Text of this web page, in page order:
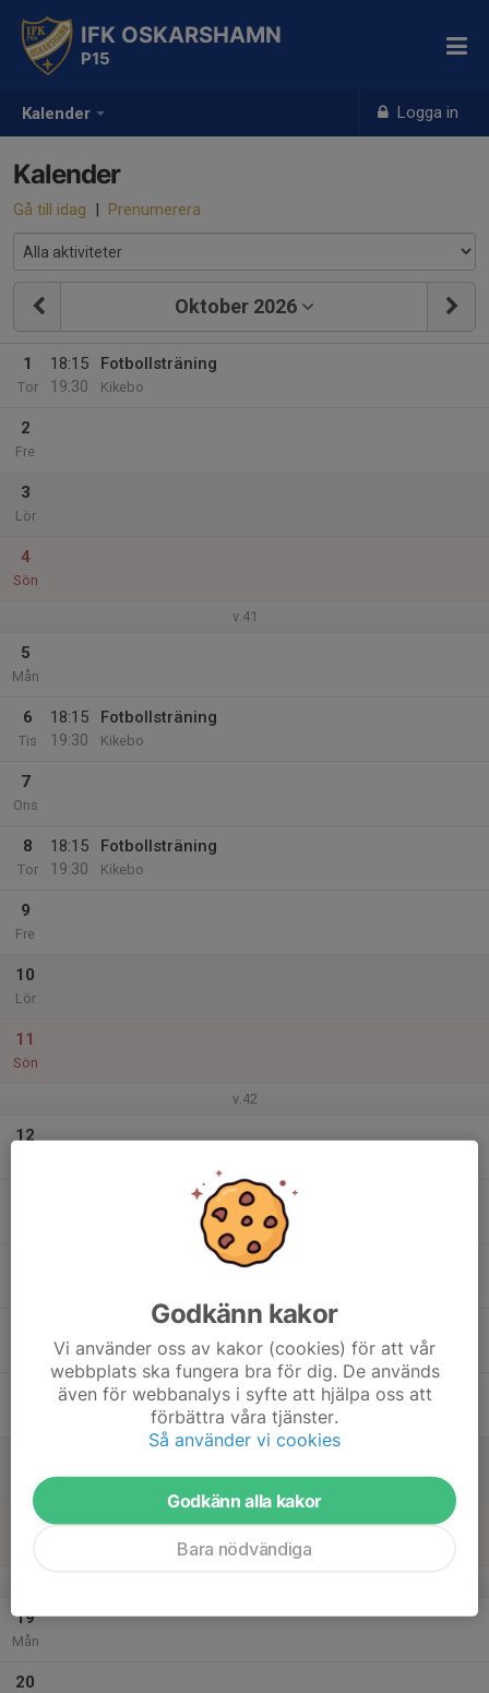
Kalender Logga in
IFK OSKARSHAMN
P15
Kalender
Gå till idag | Prenumerera
Oktober 2026
1
Tor
18:15
19:30
Fotbollsträning
Kikebo
2
Fre
3
Lör
4
Sön
v.41
5
Mån
6
Tis
18:15
19:30
Fotbollsträning
Kikebo
7
Ons
8
Tor
18:15
19:30
Fotbollsträning
Kikebo
9
Fre
10
Lör
11
Sön
v.42
12
19
Mån
20
Godkänn kakor
Vi använder oss av kakor (cookies) för att vår
webbplats ska fungera bra för dig. De används
även för webbanalys i syfte att hjälpa oss att
förbättra våra tjänster.
Så använder vi cookies
Godkänn alla kakor
Bara nödvändiga